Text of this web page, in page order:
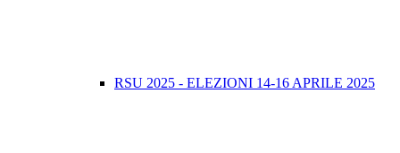
RSU 2025 - ELEZIONI 14-16 APRILE 2025